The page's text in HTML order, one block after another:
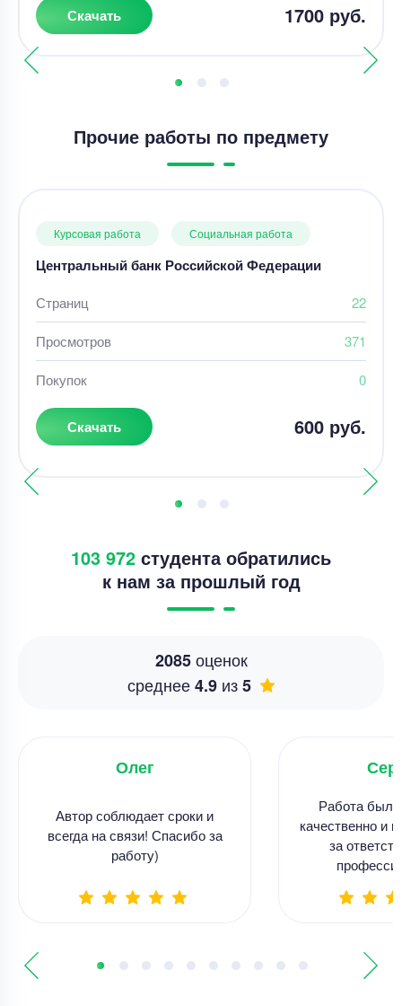
Скачать 1700 руб.
Прочие работы по предмету
Курсовая работа Социальная работа
Центральный банк Российской Федерации
Страниц 22
Просмотров 371
Покупок 0
Скачать 600 руб.
103 972 студента обратились
к нам за прошлый год
2085оценок
среднее4.9 из5
Олег
Автор соблюдает сроки и
всегда на связи! Спасибо за
работу)
Работа
качественно и
за